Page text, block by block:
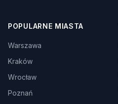
POPULARNE MIASTA
Warszawa
Kraków
Wrocław
Poznań